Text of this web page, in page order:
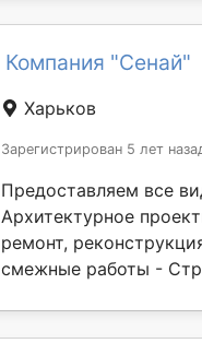
Компания "Сенай"
Харьков
Зарегистрирован 5 лет
Предоставляем все
Архитектурное
ремонт,
смежные работы -